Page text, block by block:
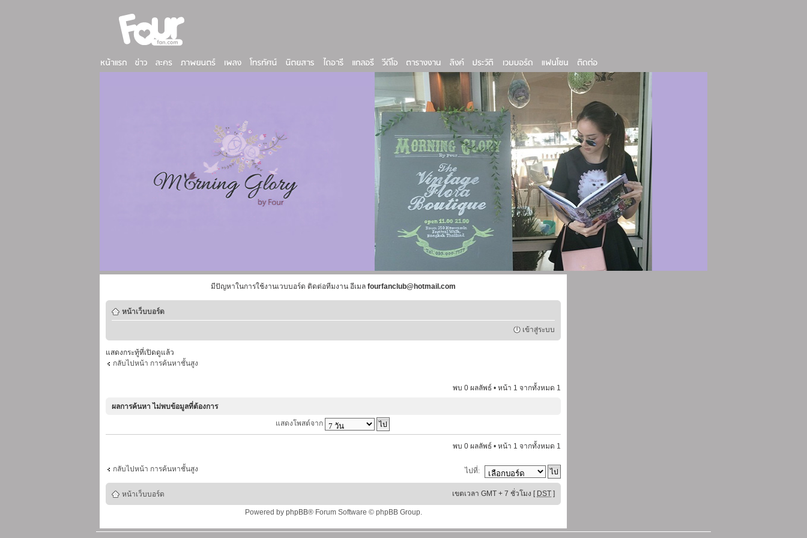
มีปัญหาในการใช้งานเวบบอร์ด ติดต่อทีมงาน อีเมล fourfanclub@hotmail.com
หน้าเว็บบอร์ด
เข้าสู่ระบบ
แสดงกระทู้ที่เปิดดูแล้ว
กลับไปหน้า การค้นหาชั้นสูง
พบ 0 ผลลัพธ์ • หน้า 1 จากทั้งหมด 1
ผลการค้นหา ไม่พบข้อมูลที่ต้องการ
แสดงโพสต์จาก
พบ 0 ผลลัพธ์ • หน้า 1 จากทั้งหมด 1
กลับไปหน้า การค้นหาชั้นสูง ไปที่:
หน้าเว็บบอร์ด เขตเวลา GMT + 7 ชั่วโมง [ DST ]
Powered by phpBB® Forum Software © phpBB Group.